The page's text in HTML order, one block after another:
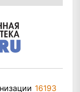
16193